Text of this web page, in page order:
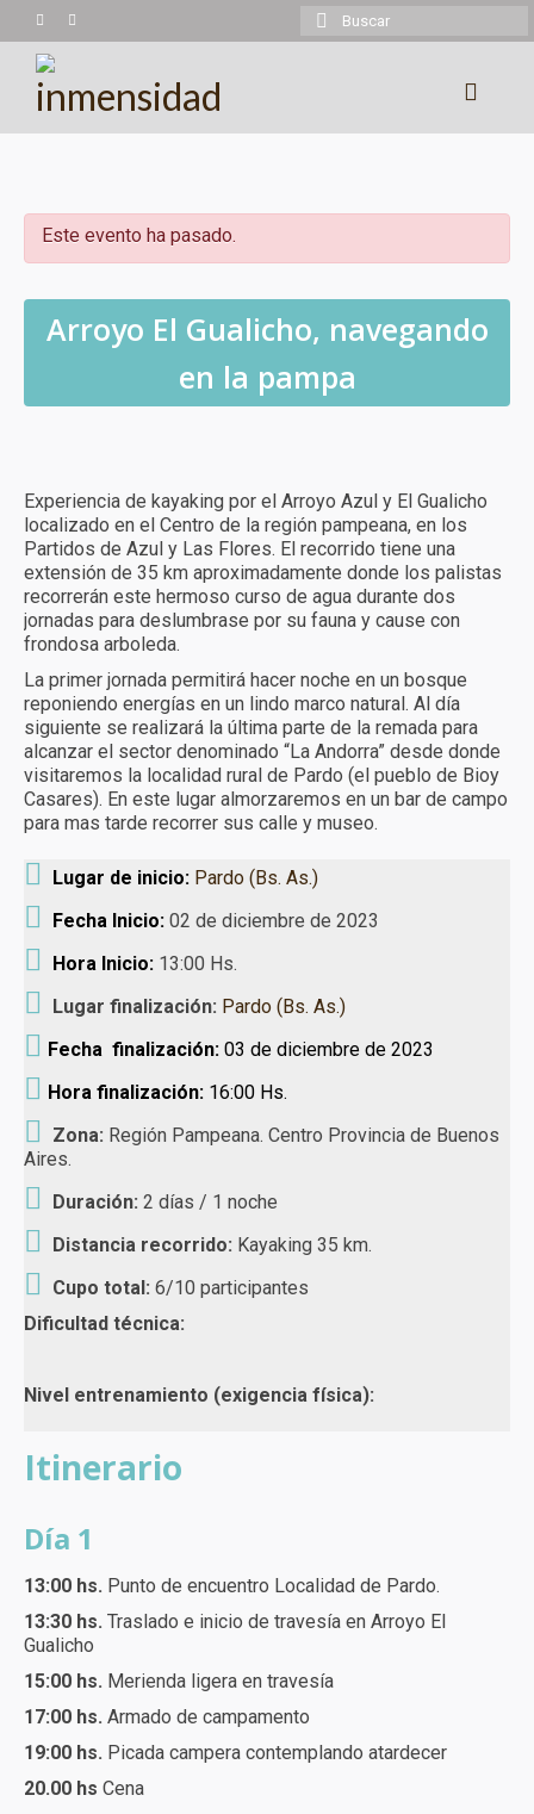
Buscar
por:
Trekking
Montañismo
Cicloturismo
Cabalgatas
Calendario
Turismo receptivo
Turismo educativo
Reservas y condiciones
Contacto
Este evento ha pasado.
Arroyo El Gualicho, navegando
en la pampa
Experiencia de kayaking por el Arroyo Azul y El Gualicho
localizado en el Centro de la región pampeana, en los
Partidos de Azul y Las Flores. El recorrido tiene una
extensión de 35 km aproximadamente donde los palistas
recorrerán este hermoso curso de agua durante dos
jornadas para deslumbrase por su fauna y cause con
frondosa arboleda.
La primer jornada permitirá hacer noche en un bosque
reponiendo energías en un lindo marco natural. Al día
siguiente se realizará la última parte de la remada para
alcanzar el sector denominado “La Andorra” desde donde
visitaremos la localidad rural de Pardo (el pueblo de Bioy
Casares). En este lugar almorzaremos en un bar de campo
para mas tarde recorrer sus calle y museo.
Lugar de inicio: Pardo (Bs. As.)
Fecha Inicio: 02 de diciembre de 2023
Hora Inicio: 13:00 Hs.
Lugar finalización: Pardo (Bs. As.)
Fecha finalización: 03 de diciembre de 2023
Hora finalización: 16:00 Hs.
Zona: Región Pampeana. Centro Provincia de Buenos
Aires.
Duración: 2 días / 1 noche
Distancia recorrido: Kayaking 35 km.
Cupo total: 6/10 participantes
Dificultad técnica:
Nivel entrenamiento (exigencia física):
Itinerario
Día 1
13:00 hs. Punto de encuentro Localidad de Pardo.
13:30 hs. Traslado e inicio de travesía en Arroyo El
Gualicho
15:00 hs. Merienda ligera en travesía
17:00 hs. Armado de campamento
19:00 hs. Picada campera contemplando atardecer
20.00 hs Cena